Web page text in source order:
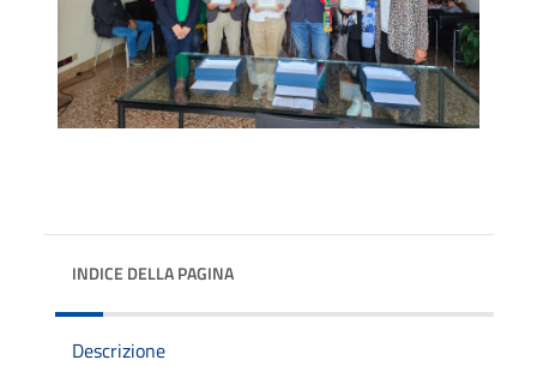
INDICE DELLA PAGINA
Descrizione